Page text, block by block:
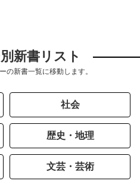
新書リスト
の新書一覧に移動します。
社会
歴史・地理
文芸・芸術